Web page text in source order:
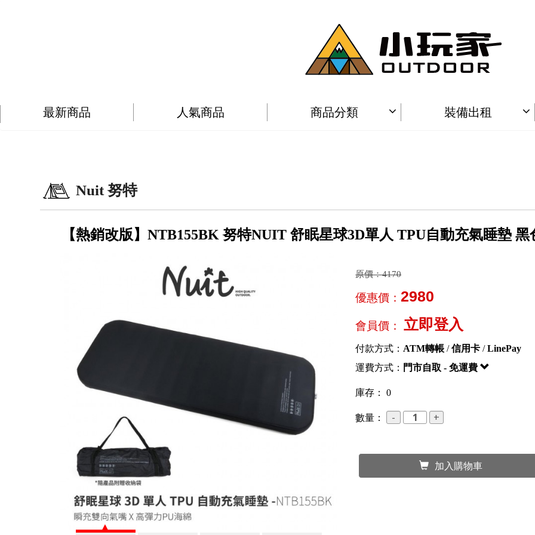
最新商品 人氣商品 商品分類 裝備出租
Nuit 努特
【熱銷改版】NTB155BK 努特NUIT 舒眠星球3D單人 TPU自動充氣睡墊 黑
原價：4170
優惠價：2980
會員價：立即登入
付款方式： ATM轉帳 /信用卡 /LinePay
運費方式： 門市自取 - 免運費
庫存： 0
數量：
加入購物車